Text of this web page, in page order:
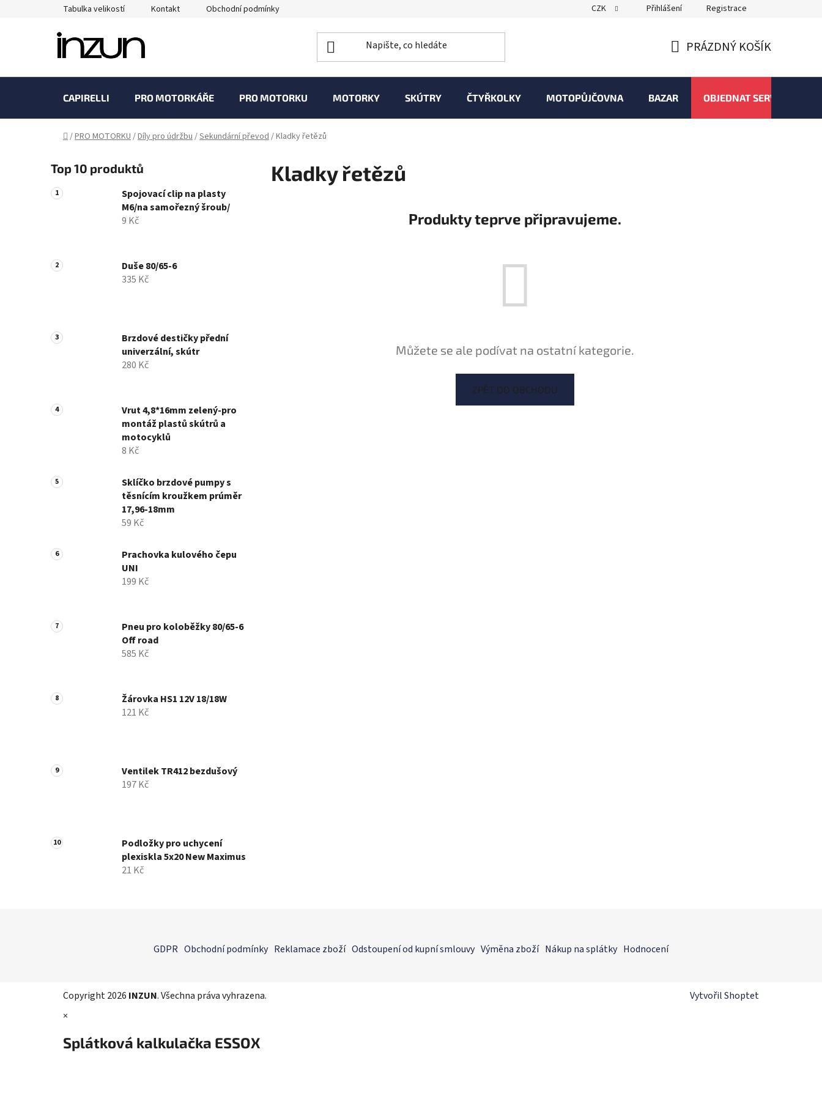
Tabulka velikostí Kontakt Obchodní podmínky CZK Přihlášení Registrace
KOŠÍK
PRÁZDNÝ KOŠÍK
CAPIRELLI PRO MOTORKÁŘE PRO MOTORKU MOTORKY SKÚTRY ČTYŘKOLKY MOTOPŮJČOVNA BAZAR OBJEDNAT SERVIS
Domů
/PRO MOTORKU/Díly pro údržbu/Sekundární převod/Kladky řetězů
o
s
t
n
n
e
Top 10 produktů
Spojovací clip na plasty
M6/na samořezný šroub/
9 Kč
Duše 80/65-6
335 Kč
Brzdové destičky přední
univerzální, skútr
280 Kč
Vrut 4,8*16mm zelený-pro
montáž plastů skútrů a
motocyklů
8 Kč
Sklíčko brzdové pumpy s
těsnícím kroužkem prúměr
17,96-18mm
59 Kč
Prachovka kulového čepu
UNI
199 Kč
Pneu pro koloběžky 80/65-6
Off road
585 Kč
Žárovka HS1 12V 18/18W
121 Kč
Ventilek TR412 bezdušový
197 Kč
Podložky pro uchycení
plexiskla 5x20 New Maximus
21 Kč
Kladky řetězů
Produkty teprve připravujeme.
Můžete se ale podívat na ostatní kategorie.
ZPĚT DO OBCHODU
GDPR Obchodní podmínky Reklamace zboží Odstoupení od kupní smlouvy Výměna zboží Nákup na splátky Hodnocení
Vytvořil Shoptet
Copyright 2026 INZUN. Všechna práva vyhrazena.
×
Splátková kalkulačka ESSOX